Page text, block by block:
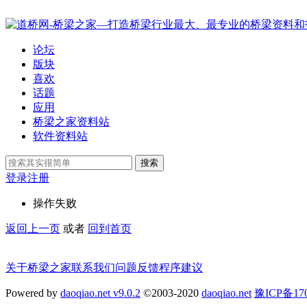
论坛
版块
喜欢
话题
应用
桥梁之家资料站
软件资料站
搜索
登录注册
操作失败
返回上一页 或者 回到首页
关于桥梁之家联系我们问题反馈程序建议
Powered by daoqiao.net v9.0.2 ©2003-2020 daoqiao.net 豫ICP备